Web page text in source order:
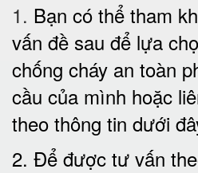
1. Bạn có thể tham
vấn đề sau để lựa
chống cháy an toàn
cầu của mình hoặc
theo thông tin dưới
2. Để được tư vấn